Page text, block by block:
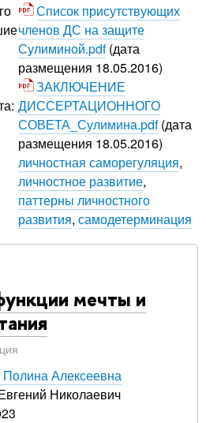
Список присутствующих
членов ДС на защите
Сулиминой.pdf(дата
размещения 18.05.2016)
ЗАКЛЮЧЕНИЕ
ДИССЕРТАЦИОННОГО
СОВЕТА_Сулимина.pdf(дата
размещения 18.05.2016)
личностная саморегуляция,
личностное развитие,
паттерны личностного
развития, самодетерминация
мечты и
Полина Алексеевна
Николаевич